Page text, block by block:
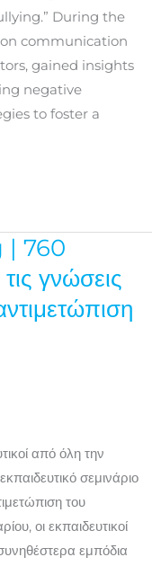
During the
communication
gained insights
negative
to foster a
760
γνώσεις
από όλη την
σεμινάριο
του
οι εκπαιδευτικοί
εμπόδια